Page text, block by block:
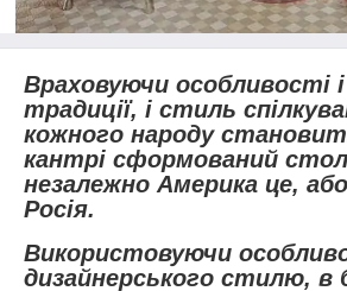
Враховуючи особливості і
традиції, і стиль
кожного народу
кантрі сформований
незалежно Америка це,
Росія.
Використовуючи
дизайнерського стилю, в